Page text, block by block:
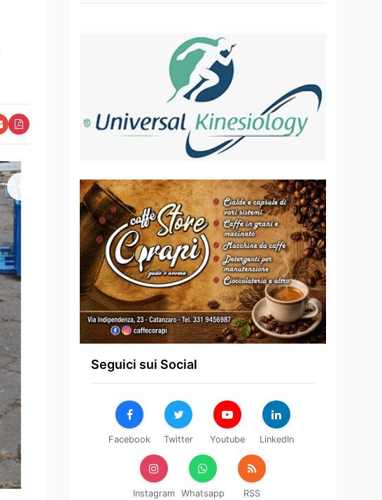
Seguici sui Social
Facebook Twitter Youtube LinkedIn
Instagram Whatsapp RSS